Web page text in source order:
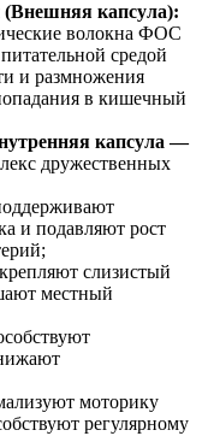
капсула):
волокна ФОС
средой
и размножения
в кишечный
капсула —
дружественных
и подавляют рост
слизистый
местный
моторику
регулярному